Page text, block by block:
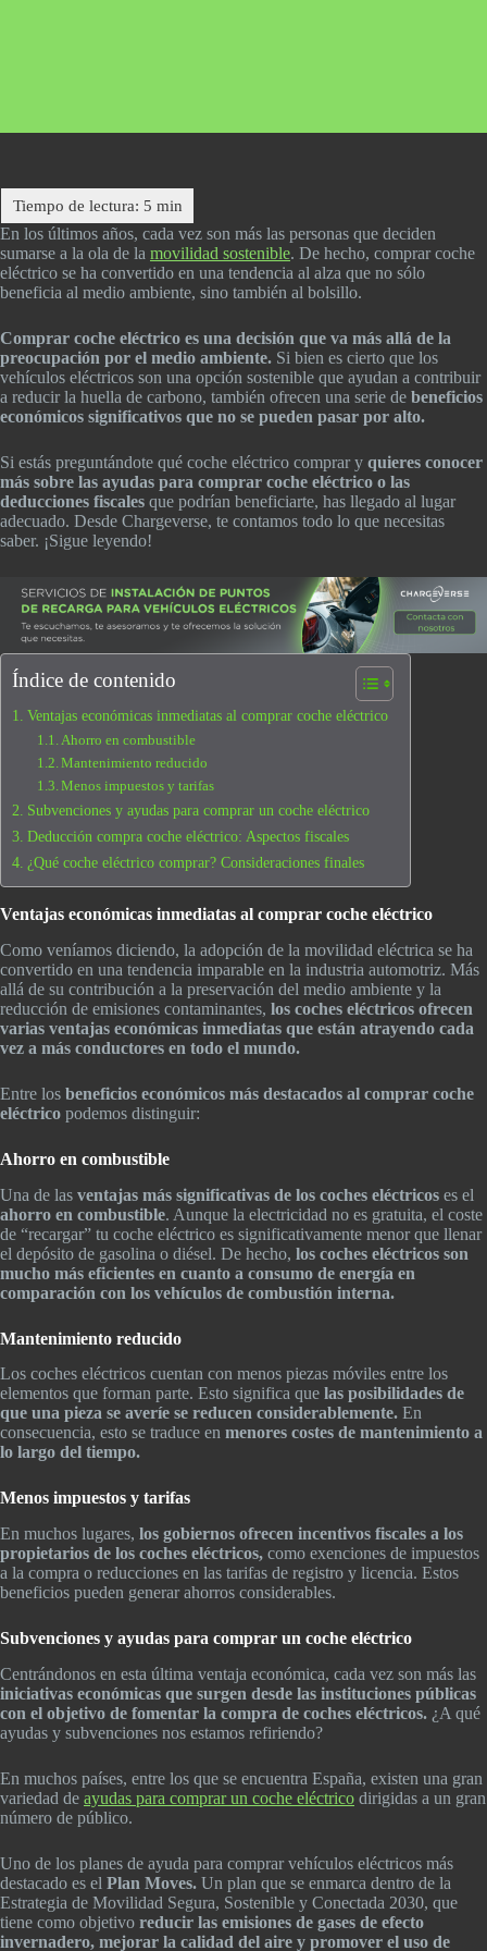
En los últimos años, cada vez son más las personas que deciden
sumarse a la ola de la movilidad sostenible. De hecho, comprar coche
eléctrico se ha convertido en una tendencia al alza que no sólo
beneficia al medio ambiente, sino también al bolsillo.
Comprar coche eléctrico es una decisión que va más allá de la
preocupación por el medio ambiente. Si bien es cierto que los
vehículos eléctricos son una opción sostenible que ayudan a contribuir
a reducir la huella de carbono, también ofrecen una serie de beneficios
económicos significativos que no se pueden pasar por alto.
Si estás preguntándote qué coche eléctrico comprar y quieres conocer
más sobre las ayudas para comprar coche eléctrico o las
deducciones fiscales que podrían beneficiarte, has llegado al lugar
adecuado. Desde Chargeverse, te contamos todo lo que necesitas
saber. ¡Sigue leyendo!
Índice de contenido
Ventajas económicas inmediatas al comprar coche eléctrico
Ahorro en combustible
Mantenimiento reducido
Menos impuestos y tarifas
Subvenciones y ayudas para comprar un coche eléctrico
Deducción compra coche eléctrico: Aspectos fiscales
¿Qué coche eléctrico comprar? Consideraciones finales
Ventajas económicas inmediatas al comprar coche eléctrico
Como veníamos diciendo, la adopción de la movilidad eléctrica se ha
convertido en una tendencia imparable en la industria automotriz. Más
allá de su contribución a la preservación del medio ambiente y la
reducción de emisiones contaminantes, los coches eléctricos ofrecen
varias ventajas económicas inmediatas que están atrayendo cada
vez a más conductores en todo el mundo.
Entre los beneficios económicos más destacados al comprar coche
eléctrico podemos distinguir:
Ahorro en combustible
Una de las ventajas más significativas de los coches eléctricos es el
ahorro en combustible. Aunque la electricidad no es gratuita, el coste
de “recargar” tu coche eléctrico es significativamente menor que llenar
el depósito de gasolina o diésel. De hecho, los coches eléctricos son
mucho más eficientes en cuanto a consumo de energía en
comparación con los vehículos de combustión interna.
Mantenimiento reducido
Los coches eléctricos cuentan con menos piezas móviles entre los
elementos que forman parte. Esto significa que las posibilidades de
que una pieza se averíe se reducen considerablemente. En
consecuencia, esto se traduce en menores costes de mantenimiento a
lo largo del tiempo.
Menos impuestos y tarifas
En muchos lugares, los gobiernos ofrecen incentivos fiscales a los
propietarios de los coches eléctricos, como exenciones de impuestos
a la compra o reducciones en las tarifas de registro y licencia. Estos
beneficios pueden generar ahorros considerables.
Subvenciones y ayudas para comprar un coche eléctrico
Centrándonos en esta última ventaja económica, cada vez son más las
iniciativas económicas que surgen desde las instituciones públicas
con el objetivo de fomentar la compra de coches eléctricos. ¿A qué
ayudas y subvenciones nos estamos refiriendo?
En muchos países, entre los que se encuentra España, existen una gran
variedad de ayudas para comprar un coche eléctrico dirigidas a un gran
número de público.
Uno de los planes de ayuda para comprar vehículos eléctricos más
destacado es el Plan Moves. Un plan que se enmarca dentro de la
Estrategia de Movilidad Segura, Sostenible y Conectada 2030, que
tiene como objetivo reducir las emisiones de gases de efecto
invernadero, mejorar la calidad del aire y promover el uso de